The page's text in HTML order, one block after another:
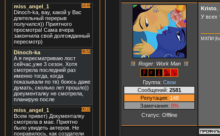
Roger: Work Man
Группа: Свои
Сообщений: 2581
Репутация: 148
Замечания: 0%
Статус: Offline
Kristo
У всех
МХПИ